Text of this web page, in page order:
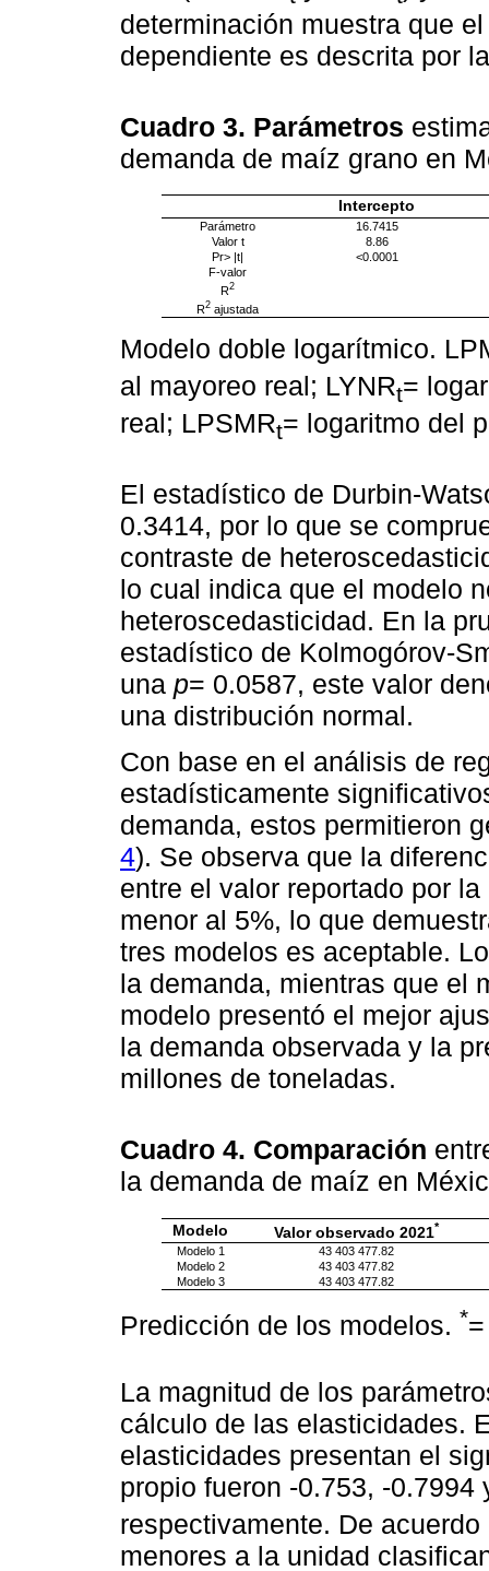
determinación muestra que
dependiente es descrita por
Cuadro 3. Parámetros
demanda de maíz grano en
Intercepto
Parámetro
16.7415
Valor t
8.86
Pr> |t|
<0.0001
F-valor
R2
R2 ajustada
Modelo doble logarítmico.
al mayoreo real; LYNRt=
real; LPSMRt= logaritmo del
El estadístico de Durbin-
0.3414, por lo que se
contraste de
lo cual indica que el modelo
heteroscedasticidad. En la
estadístico de Kolmogórov-
una p= 0.0587, este valor
una distribución normal.
Con base en el análisis de
estadísticamente
demanda, estos permitieron
4). Se observa que la
entre el valor reportado por
menor al 5%, lo que
tres modelos es aceptable.
la demanda, mientras que el
modelo presentó el mejor
la demanda observada y la
millones de toneladas.
Cuadro 4. Comparación
la demanda de maíz en
Modelo Valor observado 2021*
Modelo 1
43 403 477.82
Modelo 2
43 403 477.82
Modelo 3
43 403 477.82
Predicción de los modelos. *
La magnitud de los
cálculo de las elasticidades.
elasticidades presentan el
propio fueron -0.753, -
respectivamente. De
menores a la unidad